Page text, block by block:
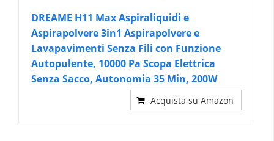
DREAME H11 Max Aspiraliquidi e
Aspirapolvere 3in1 Aspirapolvere e
Lavapavimenti Senza Fili con Funzione
Autopulente, 10000 Pa Scopa Elettrica
Senza Sacco, Autonomia 35 Min, 200W
Acquista su Amazon